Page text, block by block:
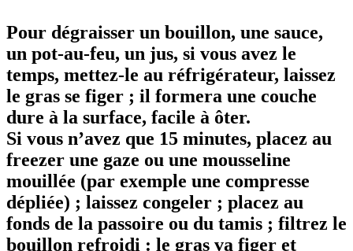
Pour dégraisser un bouillon, une sauce,
un pot-au-feu, un jus, si vous avez le
temps, mettez-le au réfrigérateur, laissez
le gras se figer ; il formera une couche
dure à la surface, facile à ôter.
Si vous n’avez que 15 minutes, placez au
freezer une gaze ou une mousseline
mouillée (par exemple une compresse
dépliée) ; laissez congeler ; placez au
fonds de la passoire ou du tamis ; filtrez le
bouillon refroidi : le gras va figer et